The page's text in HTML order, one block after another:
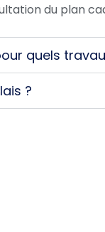
du plan
quels
?